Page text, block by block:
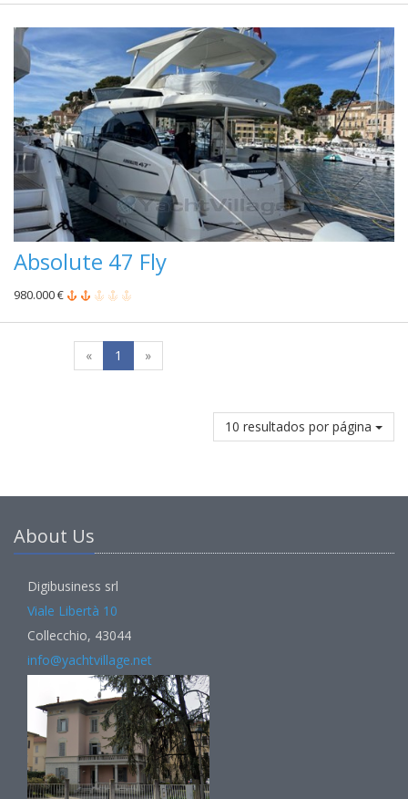
Absolute 47 Fly
980.000 €
« 1 »
10 resultados por página
About Us
Digibusiness srl
Viale Libertà 10
Collecchio, 43044
info@yachtvillage.net